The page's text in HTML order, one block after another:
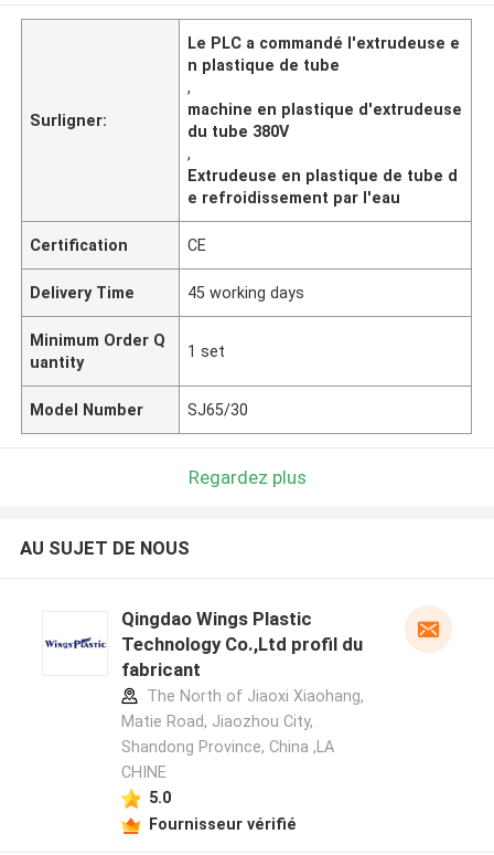
Surligner:
Le PLC a commandé l'extrudeuse e
n plastique de tube
,
machine en plastique d'extrudeuse
du tube 380V
,
Extrudeuse en plastique de tube d
e refroidissement par l'eau
Certification CE
Delivery Time 45 working days
Minimum Order Q
uantity
1 set
Model Number SJ65/30
Regardez plus
AU SUJET DE NOUS
Qingdao Wings Plastic
Technology Co.,Ltd profil du
fabricant
The North of Jiaoxi Xiaohang,
Matie Road, Jiaozhou City,
Shandong Province, China ,LA
CHINE
5.0
Fournisseur vérifié